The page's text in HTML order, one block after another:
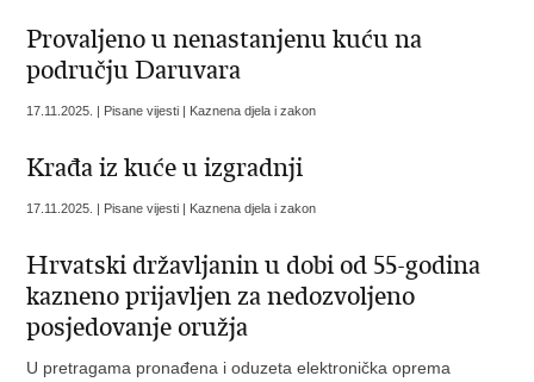
Provaljeno u nenastanjenu kuću na
području Daruvara
17.11.2025. | Pisane vijesti | Kaznena djela i zakon
Krađa iz kuće u izgradnji
17.11.2025. | Pisane vijesti | Kaznena djela i zakon
Hrvatski državljanin u dobi od 55-godina
kazneno prijavljen za nedozvoljeno
posjedovanje oružja
U pretragama pronađena i oduzeta elektronička oprema